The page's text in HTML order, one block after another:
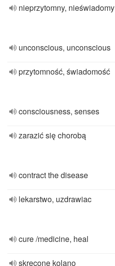
nieprzytomny, nieświadomy
unconscious, unconscious
przytomność, świadomość
consciousness, senses
zarazić się chorobą
contract the disease
lekarstwo, uzdrawiac
cure /medicine, heal
skręcone kolano